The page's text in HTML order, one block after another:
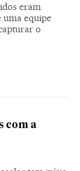
eram
uma equipe
o
com a